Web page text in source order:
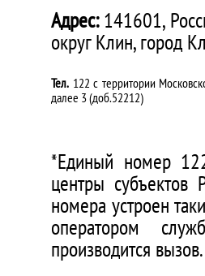
Адрес:141601,
округ Клин, город
Тел. 122 с территории
далее 3 (доб.52212)
*Единый номер
центры субъектов
номера устроен
оператором
производится вызов.